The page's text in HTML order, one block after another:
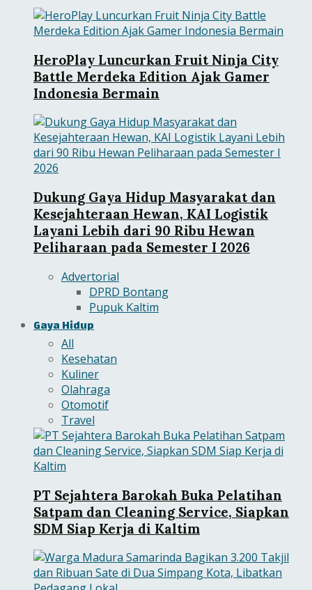
HeroPlay Luncurkan Fruit Ninja City
Battle Merdeka Edition Ajak Gamer
Indonesia Bermain
Dukung Gaya Hidup Masyarakat dan
Kesejahteraan Hewan, KAI Logistik
Layani Lebih dari 90 Ribu Hewan
Peliharaan pada Semester I 2026
Advertorial
DPRD Bontang
Pupuk Kaltim
Gaya Hidup
All
Kesehatan
Kuliner
Olahraga
Otomotif
Travel
PT Sejahtera Barokah Buka Pelatihan
Satpam dan Cleaning Service, Siapkan
SDM Siap Kerja di Kaltim